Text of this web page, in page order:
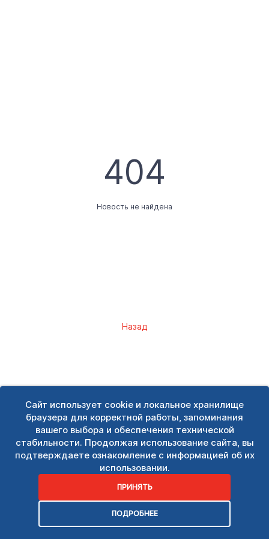
Сайт использует cookie и локальное хранилище
браузера для корректной работы, запоминания
вашего выбора и обеспечения технической
стабильности. Продолжая использование сайта, вы
подтверждаете ознакомление с информацией об их
использовании.
ПРИНЯТЬ
ПОДРОБНЕЕ
404
Новость не найдена
Назад